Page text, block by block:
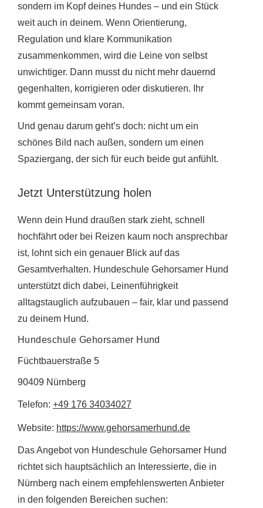
sondern im Kopf deines Hundes – und ein Stück
weit auch in deinem. Wenn Orientierung,
Regulation und klare Kommunikation
zusammenkommen, wird die Leine von selbst
unwichtiger. Dann musst du nicht mehr dauernd
gegenhalten, korrigieren oder diskutieren. Ihr
kommt gemeinsam voran.
Und genau darum geht’s doch: nicht um ein
schönes Bild nach außen, sondern um einen
Spaziergang, der sich für euch beide gut anfühlt.
Jetzt Unterstützung holen
Wenn dein Hund draußen stark zieht, schnell
hochfährt oder bei Reizen kaum noch ansprechbar
ist, lohnt sich ein genauer Blick auf das
Gesamtverhalten. Hundeschule Gehorsamer Hund
unterstützt dich dabei, Leinenführigkeit
alltagstauglich aufzubauen – fair, klar und passend
zu deinem Hund.
Hundeschule Gehorsamer Hund
Füchtbauerstraße 5
90409 Nürnberg
Telefon: +49 176 34034027
Website: https://www.gehorsamerhund.de
Das Angebot von Hundeschule Gehorsamer Hund
richtet sich hauptsächlich an Interessierte, die in
Nürnberg nach einem empfehlenswerten Anbieter
in den folgenden Bereichen suchen: